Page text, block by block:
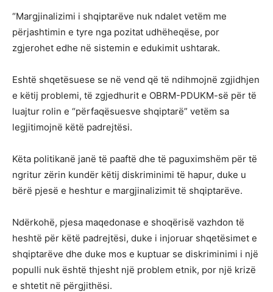
“Margjinalizimi i shqiptarëve nuk ndalet vetëm me
përjashtimin e tyre nga pozitat udhëheqëse, por
zgjerohet edhe në sistemin e edukimit ushtarak.
Eshtë shqetësuese se në vend që të ndihmojnë zgjidhjen
e këtij problemi, të zgjedhurit e OBRM-PDUKM-së për të
luajtur rolin e “përfaqësuesve shqiptarë” vetëm sa
legjitimojnë këtë padrejtësi.
Këta politikanë janë të paaftë dhe të paguximshëm për të
ngritur zërin kundër këtij diskriminimi të hapur, duke u
bërë pjesë e heshtur e margjinalizimit të shqiptarëve.
Ndërkohë, pjesa maqedonase e shoqërisë vazhdon të
heshtë për këtë padrejtësi, duke i injoruar shqetësimet e
shqiptarëve dhe duke mos e kuptuar se diskriminimi i një
populli nuk është thjesht një problem etnik, por një krizë
e shtetit në përgjithësi.